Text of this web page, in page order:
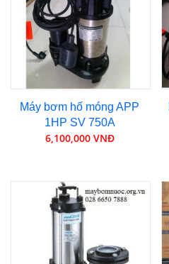
Máy bơm hố móng APP
1HP SV 750A
6,100,000 VNĐ